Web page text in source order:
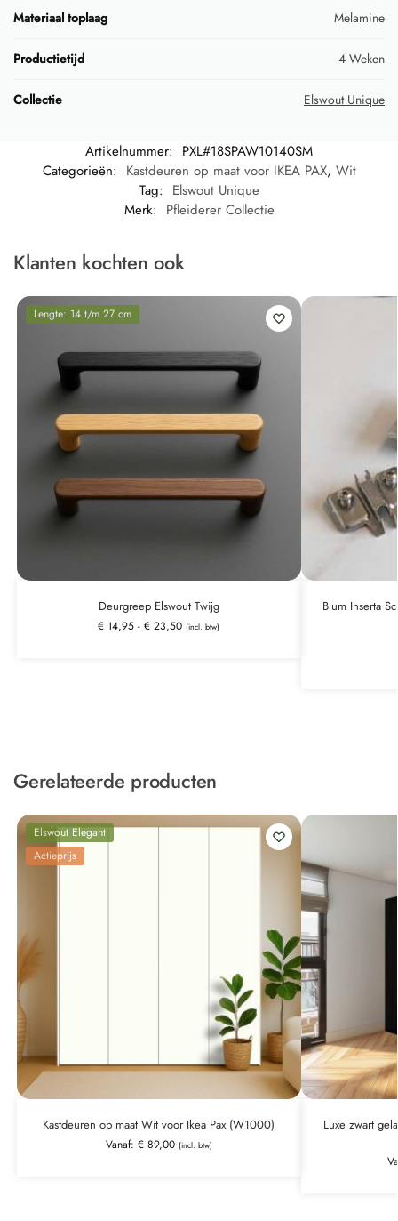
Materiaal toplaag Melamine
Productietijd 4 Weken
Collectie Elswout Unique
Artikelnummer: PXL#18SPAW10140SM
Categorieën: Kastdeuren op maat voor IKEA PAX, Wit
Tag: Elswout Unique
Merk: Pfleiderer Collectie
Klanten kochten ook
Lengte: 14 t/m 27 cm
Deurgreep Elswout Twijg
€ 14,95 - € 23,50 (incl. btw)
Blum Inserta
Gerelateerde producten
Elswout Elegant
Actieprijs
Kastdeuren op maat Wit voor Ikea Pax (W1000)
Vanaf: €89,00 (incl. btw)
Luxe zwart